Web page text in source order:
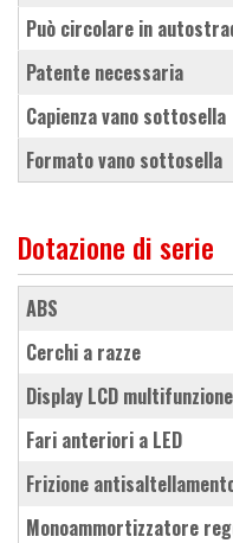
Può circolare in
Patente necessaria
Capienza vano sottosella
Formato vano sottosella
Dotazione di serie
ABS
cerchi a razze
Display LCD multifunzione
Fari anteriori a LED
frizione
monoammortizzatore